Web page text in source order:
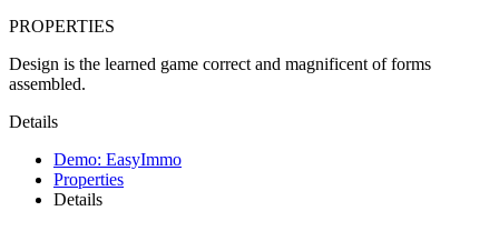
PROPERTIES
Design is the learned game correct and magnificent of forms
assembled.
Details
Demo: EasyImmo
Properties
Details